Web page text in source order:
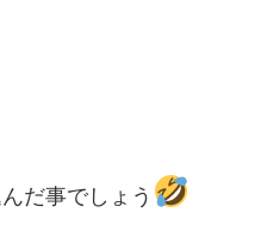
だ事でしょう